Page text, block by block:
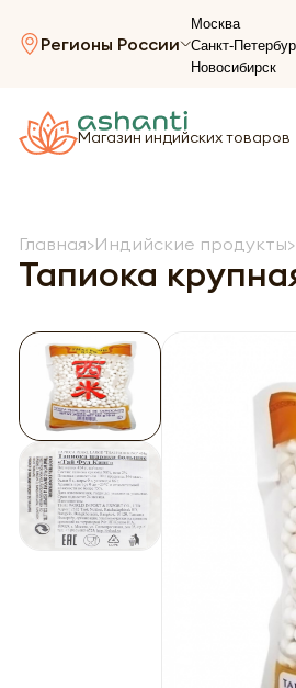
Регионы России
Москва
Санкт-
Новосибирск
Магазин индийских товаров
Главная Индийские продукты
Тапиока